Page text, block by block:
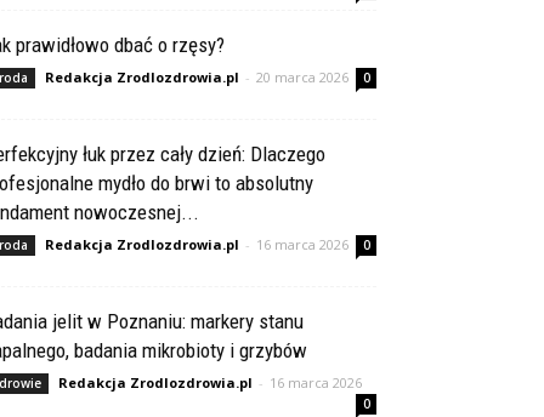
prawidłowo dbać o rzęsy?
Redakcja Zrodlozdrowia.pl - 20 marca 2026 0
łuk przez cały dzień: Dlaczego
mydło do brwi to absolutny
nowoczesnej...
Redakcja Zrodlozdrowia.pl - 16 marca 2026 0
jelit w Poznaniu: markery stanu
badania mikrobioty i grzybów
Redakcja Zrodlozdrowia.pl - 16 marca 2026
0